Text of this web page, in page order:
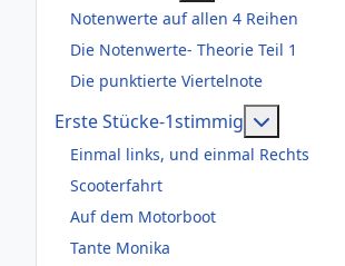
Notenwerte auf allen 4 Reihen
Die Notenwerte- Theorie Teil 1
Die punktierte Viertelnote
Erste Stücke-1stimmig
Einmal links, und einmal Rechts
Scooterfahrt
Auf dem Motorboot
Tante Monika